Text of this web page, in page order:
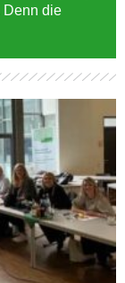
Denn die